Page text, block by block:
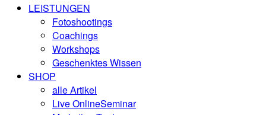
LEISTUNGEN
Fotoshootings
Coachings
Workshops
Geschenktes Wissen
SHOP
alle Artikel
Live OnlineSeminar